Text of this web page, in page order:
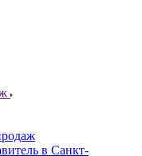
в Санкт-